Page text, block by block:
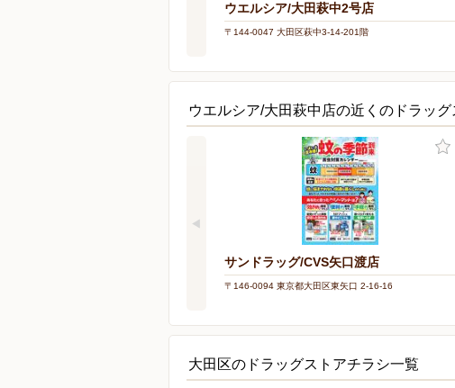
ウエルシア/大田萩中2号店
〒144-0047 大田区萩中3-14-201階
ウエルシア/大田萩中店の近くのドラッグ
サンドラッグ/CVS矢口渡店
〒146-0094 東京都大田区東矢口 2-16-16
大田区のドラッグストアチラシ一覧